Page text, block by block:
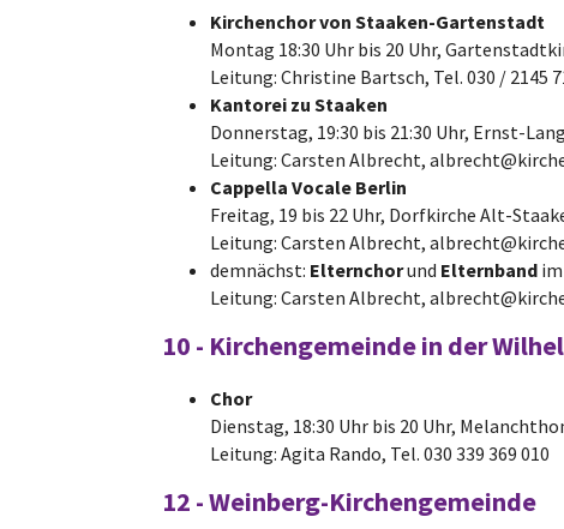
Kirchenchor von Staaken-Gartenstadt
Montag 18:30 Uhr bis 20 Uhr,
Leitung: Christine Bartsch, Tel. 030 / 2145
Kantorei zu Staaken
Donnerstag, 19:30 bis 21:30 Uhr, Ernst-
Leitung: Carsten Albrecht,
Cappella Vocale Berlin
Freitag, 19 bis 22 Uhr, Dorfkirche Alt-
Leitung: Carsten Albrecht,
demnächst: Elternchorund Elternband
Leitung: Carsten Albrecht,
10 - Kirchengemeinde in der
Chor
Dienstag, 18:30 Uhr bis 20 Uhr,
Leitung: Agita Rando, Tel. 030 339 369 010
12 - Weinberg-Kirchengemeinde